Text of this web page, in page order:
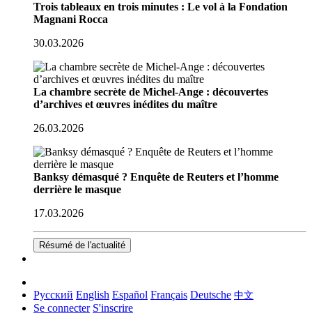
Trois tableaux en trois minutes : Le vol à la Fondation
Magnani Rocca
30.03.2026
La chambre secrète de Michel-Ange : découvertes
d’archives et œuvres inédites du maître
26.03.2026
Banksy démasqué ? Enquête de Reuters et l’homme
derrière le masque
17.03.2026
Résumé de l'actualité
Русский English Español Français Deutsche 中文
Se connecter S'inscrire